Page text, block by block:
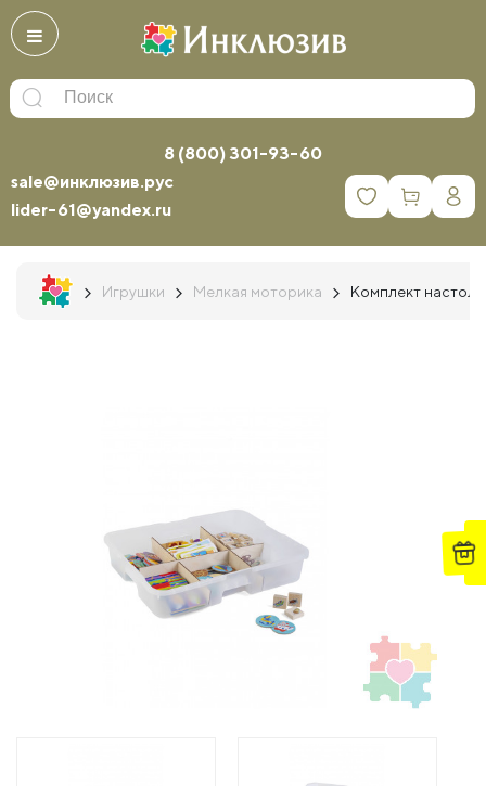
8 (800) 301-93-60
sale@инклюзив.рус
lider-61@yandex.ru
0
Игрушки Мелкая моторика Комплект